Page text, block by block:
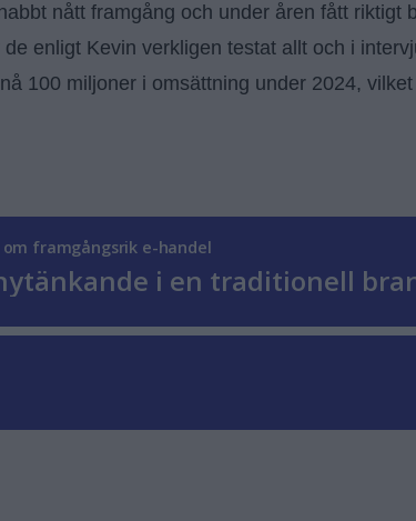
nått framgång och under åren fått riktigt
enligt Kevin verkligen testat allt och i
100 miljoner i omsättning under 2024,